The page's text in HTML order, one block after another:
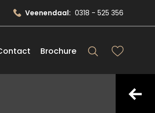
Brochure
Veenendaal: 0318 - 525 356